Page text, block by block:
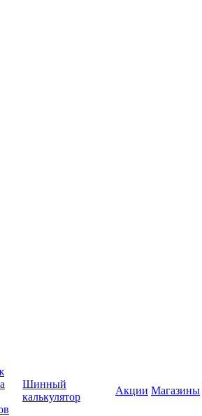
Шинный
калькулятор
Акции Магазины